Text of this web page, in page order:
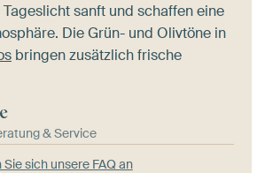
sanft und schaffen eine
Die Grün- und Olivtöne in
bringen zusätzlich frische
& Service
Sie sich unsere FAQ an